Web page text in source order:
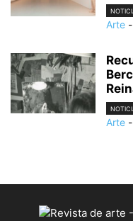
Arte -
Arte -